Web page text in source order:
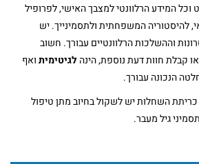
המידע הרלוונטי למצבך האישי, לפרופיל
להיסטוריה המשפחתית ולתסמינייך. יש
וההשלכות הרלוונטיים עבורך. חשוב
קבלת חוות דעת נוספת, הינהלגיטימיתואף
הנכונה עבורך.
השחלות יש לשקול בחיוב מתן טיפול
גיל מעבר.